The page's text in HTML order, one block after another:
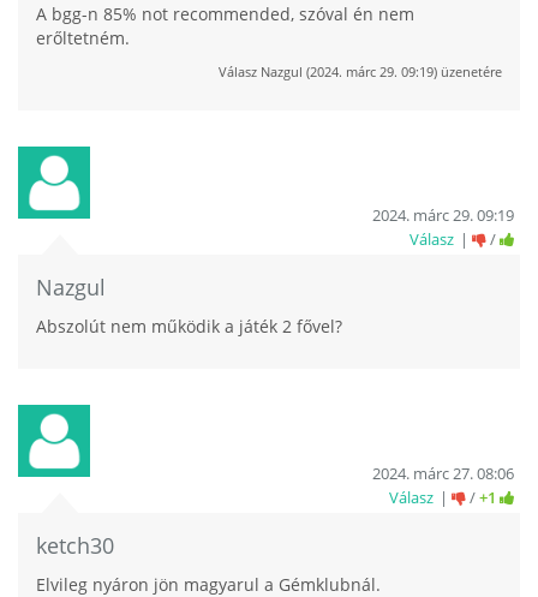
A bgg-n 85% not recommended, szóval én nem
erőltetném.
Válasz Nazgul (2024. márc 29. 09:19) üzenetére
Nazgul
2024. márc 29. 09:19
Válasz
/
Abszolút nem működik a játék 2 fővel?
ketch30
2024. márc 27. 08:06
Válasz
/+1
Elvileg nyáron jön magyarul a Gémklubnál.